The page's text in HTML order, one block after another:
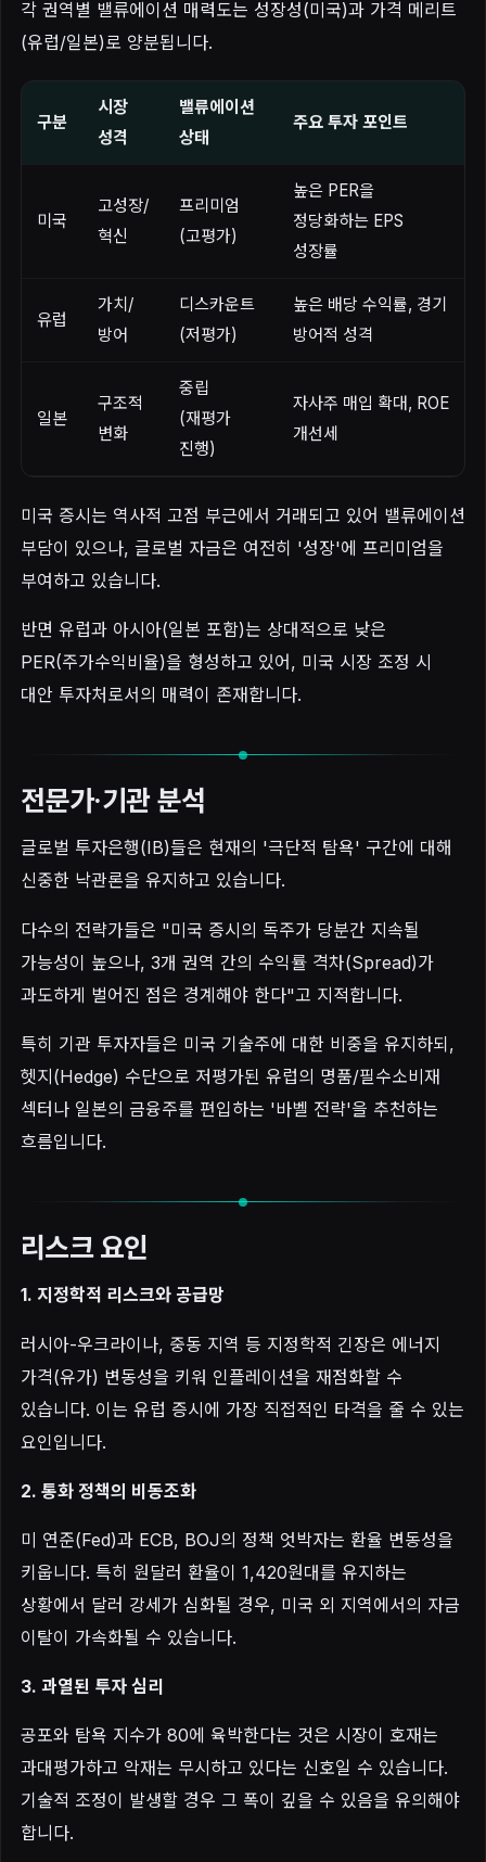
각 권역별 밸류에이션 매력도는 성장성(미국)과 가격 메리트
(유럽/일본)로 양분됩니다.
구분
시장
성격
밸류에이션
상태
주요 투자 포인트
미국
고성장/
혁신
프리미엄
(고평가)
높은 PER을
정당화하는 EPS
성장률
유럽
가치/
방어
디스카운트
(저평가)
높은 배당 수익률, 경기
방어적 성격
일본
구조적
변화
중립
(재평가
진행)
자사주 매입 확대, ROE
개선세
미국 증시는 역사적 고점 부근에서 거래되고 있어 밸류에이션
부담이 있으나, 글로벌 자금은 여전히 '성장'에 프리미엄을
부여하고 있습니다.
반면 유럽과 아시아(일본 포함)는 상대적으로 낮은
PER(주가수익비율)을 형성하고 있어, 미국 시장 조정 시
대안 투자처로서의 매력이 존재합니다.
전문가·기관 분석
글로벌 투자은행(IB)들은 현재의 '극단적 탐욕' 구간에 대해
신중한 낙관론을 유지하고 있습니다.
다수의 전략가들은 "미국 증시의 독주가 당분간 지속될
가능성이 높으나, 3개 권역 간의 수익률 격차(Spread)가
과도하게 벌어진 점은 경계해야 한다"고 지적합니다.
특히 기관 투자자들은 미국 기술주에 대한 비중을 유지하되,
헷지(Hedge) 수단으로 저평가된 유럽의 명품/필수소비재
섹터나 일본의 금융주를 편입하는 '바벨 전략'을 추천하는
흐름입니다.
리스크 요인
1. 지정학적 리스크와 공급망
러시아-우크라이나, 중동 지역 등 지정학적 긴장은 에너지
가격(유가) 변동성을 키워 인플레이션을 재점화할 수
있습니다. 이는 유럽 증시에 가장 직접적인 타격을 줄 수 있는
요인입니다.
2. 통화 정책의 비동조화
미 연준(Fed)과 ECB, BOJ의 정책 엇박자는 환율 변동성을
키웁니다. 특히 원달러 환율이 1,420원대를 유지하는
상황에서 달러 강세가 심화될 경우, 미국 외 지역에서의 자금
이탈이 가속화될 수 있습니다.
3. 과열된 투자 심리
공포와 탐욕 지수가 80에 육박한다는 것은 시장이 호재는
과대평가하고 악재는 무시하고 있다는 신호일 수 있습니다.
기술적 조정이 발생할 경우 그 폭이 깊을 수 있음을 유의해야
합니다.